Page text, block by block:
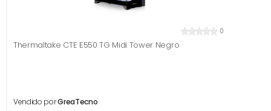
0
Thermaltake CTE E550 TG Midi Tower Negro
Vendido porGreaTecno